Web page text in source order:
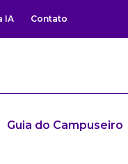
IA Contato
Guia do Campuseiro